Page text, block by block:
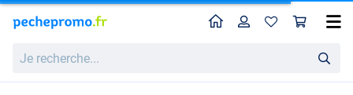
recherche...
HomeProfil
Sac de couchage Trakker Big Snooze Plus